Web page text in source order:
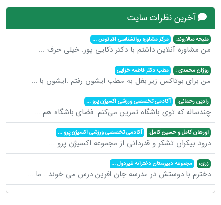
آخرین نظرات سایت
ملیحه سالاروند: مرکز مشاوره روانشناسی اقیانوس...
من مشاوره آنلاین داشتم با دکتر ذکایی پور. خیلی حرف ...
روژان محمدی : مطب دکتر فاطمه خزایی
من برای بوتاکس زیر بغل به مطب ایشون رفتم .ایشون با ...
رادین رحمانی: آکادمی تخصصی ورزشی اکسیژن پرو...
چندساله که توی باشگاه تمرین می‌کنم. فضای باشگاه هم ...
اورهان کامل و حسین کامل: آکادمی تخصصی ورزشی اکسیژن پرو...
درود بیکران تشکر و قدردانی از مجموعه اکسیژن پرو ...
زری: مجموعه دبیرستان دخترانه غیردول...
دخترم با دوستش در مدرسه جان افرین درس می خوند . ما ...